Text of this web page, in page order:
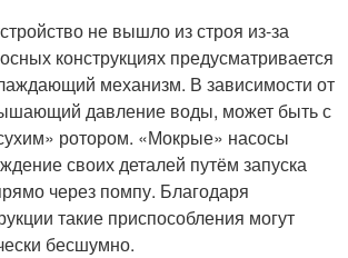
не вышло из строя из-за
конструкциях предусматривается
механизм. В зависимости от
давление воды, может быть с
ротором. «Мокрые» насосы
своих деталей путём запуска
через помпу. Благодаря
такие приспособления могут
бесшумно.